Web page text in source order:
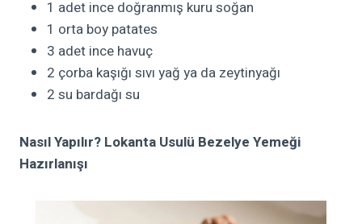
1 adet ince doğranmış kuru soğan
1 orta boy patates
3 adet ince havuç
2 çorba kaşığı sıvı yağ ya da zeytinyağı
2 su bardağı su
Nasıl Yapılır? Lokanta Usulü Bezelye Yemeği
Hazırlanışı